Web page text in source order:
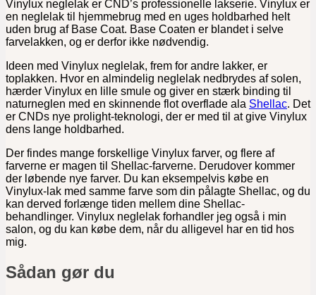
Vinylux neglelak er CND’s professionelle lakserie. Vinylux er
en neglelak til hjemmebrug med en uges holdbarhed helt
uden brug af Base Coat. Base Coaten er blandet i selve
farvelakken, og er derfor ikke nødvendig.
Ideen med Vinylux neglelak, frem for andre lakker, er
toplakken. Hvor en almindelig neglelak nedbrydes af solen,
hærder Vinylux en lille smule og giver en stærk binding til
naturneglen med en skinnende flot overflade ala Shellac. Det
er CNDs nye prolight-teknologi, der er med til at give Vinylux
dens lange holdbarhed.
Der findes mange forskellige Vinylux farver, og flere af
farverne er magen til Shellac-farverne. Derudover kommer
der løbende nye farver. Du kan eksempelvis købe en
Vinylux-lak med samme farve som din pålagte Shellac, og du
kan derved forlænge tiden mellem dine Shellac-
behandlinger. Vinylux neglelak forhandler jeg også i min
salon, og du kan købe dem, når du alligevel har en tid hos
mig.
Sådan gør du